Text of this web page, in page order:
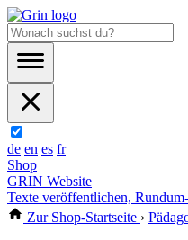
de en es fr
Shop
GRIN Website
Texte veröffentlichen,
Zur Shop-Startseite ›